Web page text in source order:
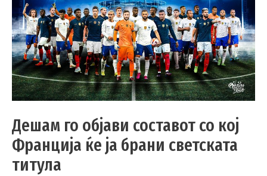
Дешам го објави составот со кој
Франција ќе ја брани светската
титула